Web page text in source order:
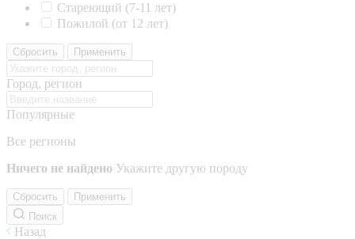
Стареющий (7-11 лет)
Пожилой (от 12 лет)
Сбросить Применить
Город, регион
Популярные
Все регионы
Ничего не найдено Укажите другую породу
Сбросить
Применить
Поиск
Назад